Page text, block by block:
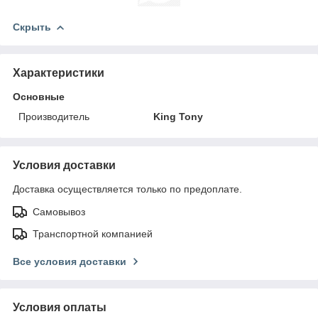
Скрыть
Характеристики
Основные
Производитель
King Tony
Условия доставки
Доставка осуществляется только по предоплате.
Самовывоз
Транспортной компанией
Все условия доставки
Условия оплаты